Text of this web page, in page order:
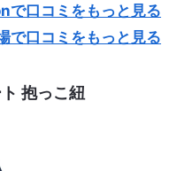
で口コミをもっと見る
で口コミをもっと見る
抱っこ紐